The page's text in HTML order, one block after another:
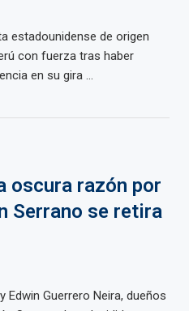
estadounidense de origen
con fuerza tras haber
en su gira ...
oscura razón por
Serrano se retira
Edwin Guerrero Neira, dueños